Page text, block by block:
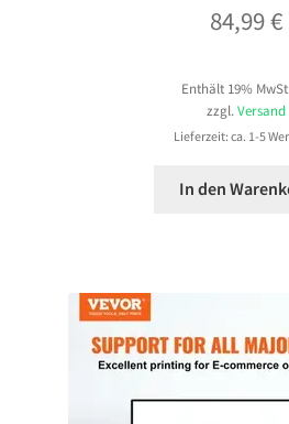
84,99€
Enthält 19%
zzgl. Versand
Lieferzeit: ca. 1-5
In den